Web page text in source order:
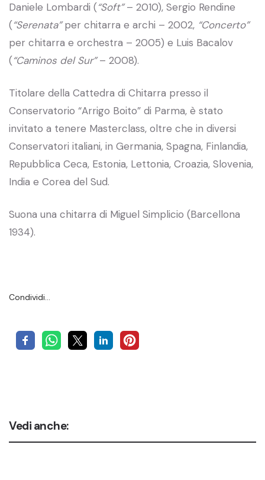
Daniele Lombardi (“Soft”– 2010), Sergio Rendine
(“Serenata”per chitarra e archi – 2002, “Concerto”
per chitarra e orchestra – 2005) e Luis Bacalov
(“Caminos del Sur”– 2008).
Titolare della Cattedra di Chitarra presso il
Conservatorio “Arrigo Boito” di Parma, è stato
invitato a tenere Masterclass, oltre che in diversi
Conservatori italiani, in Germania, Spagna, Finlandia,
Repubblica Ceca, Estonia, Lettonia, Croazia, Slovenia,
India e Corea del Sud.
Suona una chitarra di Miguel Simplicio (Barcellona
1934).
Condividi…
Vedi anche: